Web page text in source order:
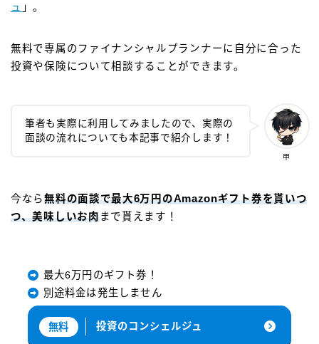
ュ 」。
無料で専属のファイナンシャルプランナーに自分に合った
投資や保険について相談することができます。
甲
筆者も実際に利用してみましたので、実際の
面談の流れについても本記事で紹介します！
今なら無料の面談で最大6万円のAmazonギフト券を貰いつ
つ、美味しいお肉まで貰えます！
最大6万円のギフト券！
別途料金は発生しません
無料 投資のコンシェルジュ